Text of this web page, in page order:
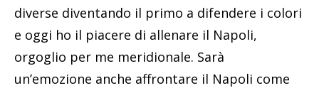
diverse diventando il primo a difendere i colori
e oggi ho il piacere di allenare il Napoli,
orgoglio per me meridionale. Sarà
un’emozione anche affrontare il Napoli come